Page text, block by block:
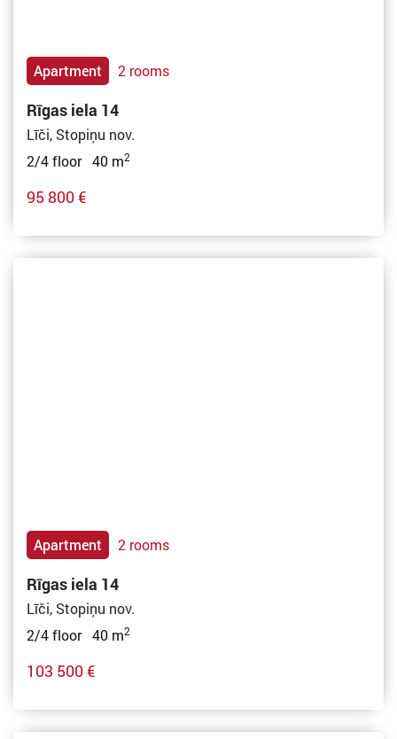
Apartment 2 rooms
Rīgas iela 14
Līči, Stopiņu nov.
2/4 floor 40 m2
95 800 €
Apartment 2 rooms
Rīgas iela 14
Līči, Stopiņu nov.
2/4 floor 40 m2
103 500 €